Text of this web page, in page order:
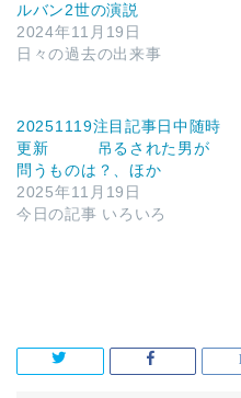
ルバン2世の演説
2024年11月19日
日々の過去の出来事
20251119注目記事日中随時
更新 吊るされた男が
問うものは？、ほか
2025年11月19日
今日の記事 いろいろ